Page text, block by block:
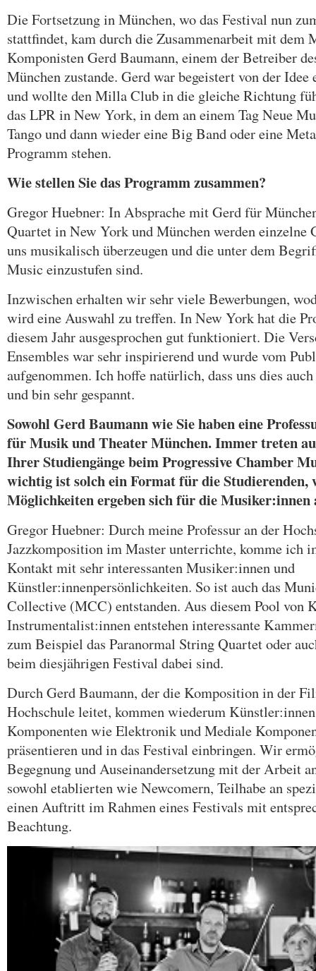
Die Fortsetzung in München, wo das Festival nun
stattfindet, kam durch die Zusammenarbeit mit dem
Komponisten Gerd Baumann, einem der Betreiber
München zustande. Gerd war begeistert von der Idee
und wollte den Milla Club in die gleiche Richtung
das LPR in New York, in dem an einem Tag Neue
Tango und dann wieder eine Big Band oder eine
Programm stehen.
Wie stellen Sie das Programm zusammen?
Gregor Huebner: In Absprache mit Gerd für
Quartet in New York und München werden einzelne
uns musikalisch überzeugen und die unter dem
Music einzustufen sind.
Inzwischen erhalten wir sehr viele Bewerbungen,
wird eine Auswahl zu treffen. In New York hat die
diesem Jahr ausgesprochen gut funktioniert. Die
Ensembles war sehr inspirierend und wurde vom
aufgenommen. Ich hoffe natürlich, dass uns dies
und bin sehr gespannt.
Sowohl Gerd Baumann wie Sie haben eine
für Musik und Theater München. Immer treten
Ihrer Studiengänge beim Progressive Chamber
wichtig ist solch ein Format für die Studierenden,
Möglichkeiten ergeben sich für die Musiker:innen
Gregor Huebner: Durch meine Professur an der
Jazzkomposition im Master unterrichte, komme ich
Kontakt mit sehr interessanten Musiker:innen und
Künstler:innenpersönlichkeiten. So ist auch das
Collective (MCC) entstanden. Aus diesem Pool von
Instrumentalist:innen entstehen interessante
zum Beispiel das Paranormal String Quartet oder
beim diesjährigen Festival dabei sind.
Durch Gerd Baumann, der die Komposition in der
Hochschule leitet, kommen wiederum
Komponenten wie Elektronik und Mediale
präsentieren und in das Festival einbringen. Wir
Begegnung und Auseinandersetzung mit der Arbeit
sowohl etablierten wie Newcomern, Teilhabe an
einen Auftritt im Rahmen eines Festivals mit
Beachtung.